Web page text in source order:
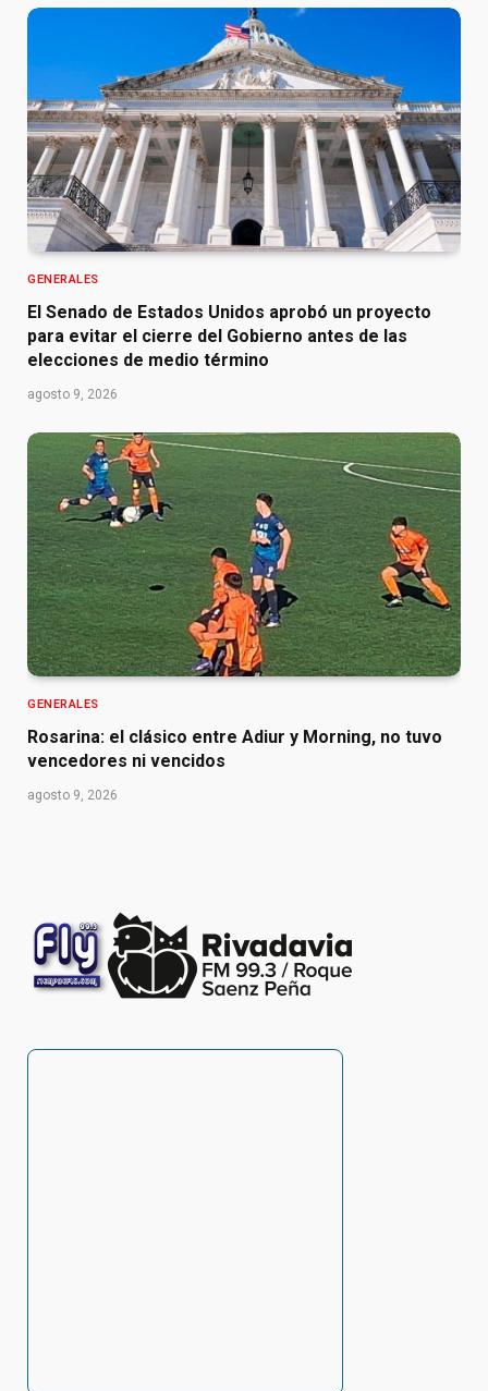
GENERALES
El Senado de Estados Unidos aprobó un proyecto
para evitar el cierre del Gobierno antes de las
elecciones de medio término
agosto 9, 2026
GENERALES
Rosarina: el clásico entre Adiur y Morning, no tuvo
vencedores ni vencidos
agosto 9, 2026